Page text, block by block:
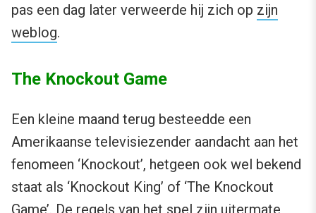
pas een dag later verweerde hij zich op zijn
weblog.
The Knockout Game
Een kleine maand terug besteedde een
Amerikaanse televisiezender aandacht aan het
fenomeen ‘Knockout’, hetgeen ook wel bekend
staat als ‘Knockout King’ of ‘The Knockout